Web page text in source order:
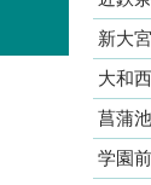
新大宮
大和
菖蒲池
学園前